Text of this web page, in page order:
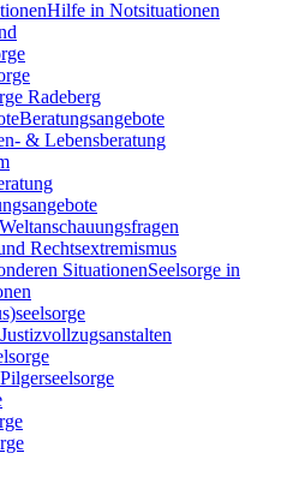
Hilfe in Notsituationen
Radeberg
Beratungsangebote
& Lebensberatung
Rechtsextremismus
Seelsorge in